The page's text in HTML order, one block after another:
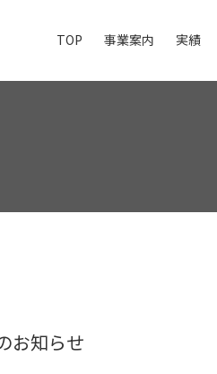
TOP 事業案内 実績
お知らせ